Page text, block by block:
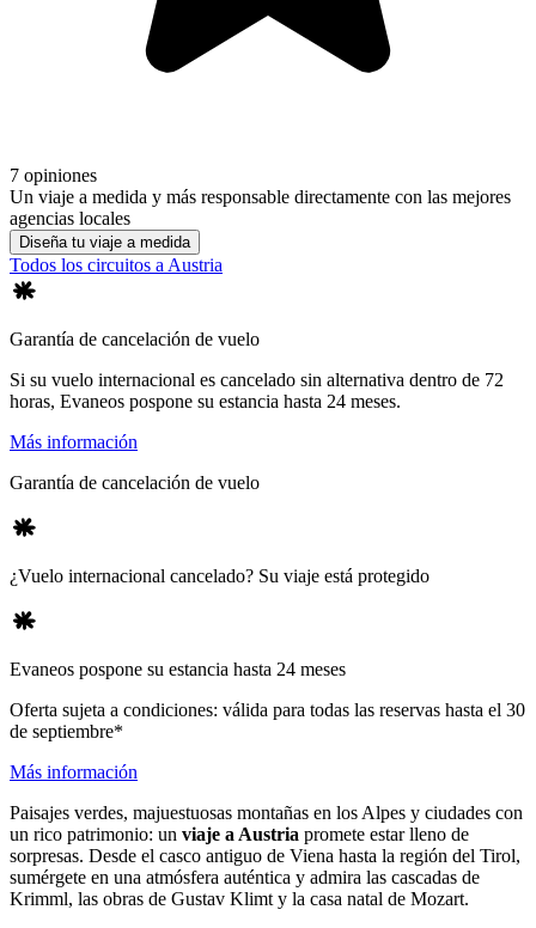
7 opiniones
Un viaje a medida y más responsable directamente con las mejores
agencias locales
Diseña tu viaje a medida
Todos los circuitos a Austria
Garantía de cancelación de vuelo
Si su vuelo internacional es cancelado sin alternativa dentro de 72
horas, Evaneos pospone su estancia hasta 24 meses.
Más información
Garantía de cancelación de vuelo
¿Vuelo internacional cancelado? Su viaje está protegido
Evaneos pospone su estancia hasta 24 meses
Oferta sujeta a condiciones: válida para todas las reservas hasta el 30
de septiembre*
Más información
Paisajes verdes, majuestuosas montañas en los Alpes y ciudades con
un rico patrimonio: un viaje a Austria promete estar lleno de
sorpresas. Desde el casco antiguo de Viena hasta la región del Tirol,
sumérgete en una atmósfera auténtica y admira las cascadas de
Krimml, las obras de Gustav Klimt y la casa natal de Mozart.